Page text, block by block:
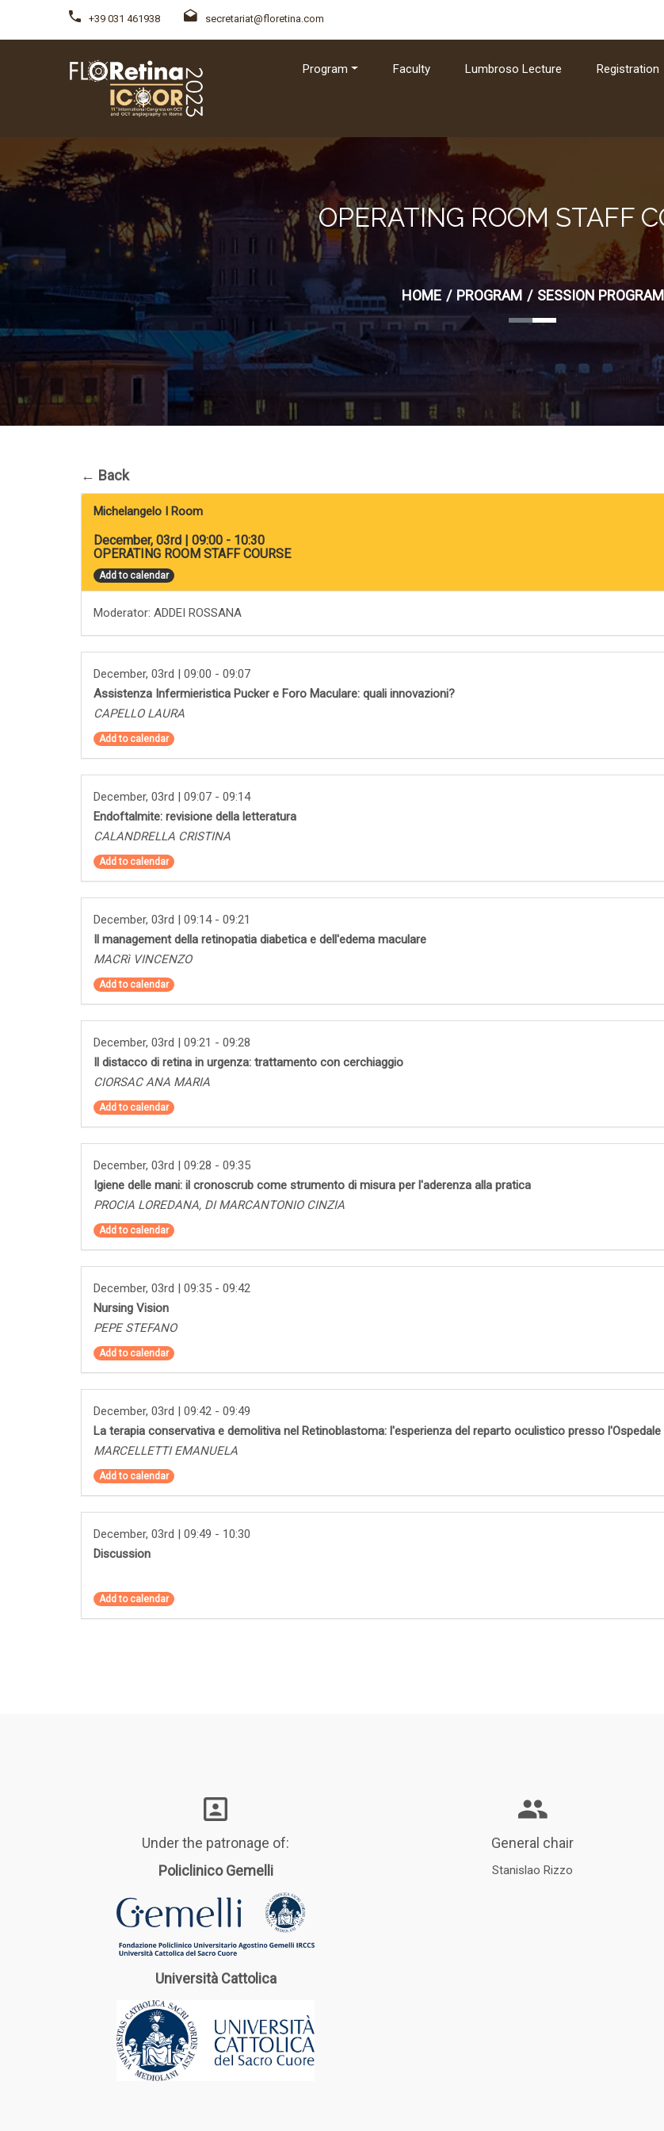
+39 031 461938 secretariat@floretina.com
Program Faculty Lumbroso Lecture Registration
OPERATING ROOM STAFF
HOME PROGRAM SESSION PROGRAM
← Back
Michelangelo I Room
December, 03rd | 09:00 - 10:30
OPERATING ROOM STAFF COURSE
Add to calendar
Moderator: ADDEI ROSSANA
December, 03rd | 09:00 - 09:07
Assistenza Infermieristica Pucker e Foro Maculare: quali innovazioni?
CAPELLO LAURA
Add to calendar
December, 03rd | 09:07 - 09:14
Endoftalmite: revisione della letteratura
CALANDRELLA CRISTINA
Add to calendar
December, 03rd | 09:14 - 09:21
Il management della retinopatia diabetica e dell'edema maculare
MACRì VINCENZO
Add to calendar
December, 03rd | 09:21 - 09:28
Il distacco di retina in urgenza: trattamento con cerchiaggio
CIORSAC ANA MARIA
Add to calendar
December, 03rd | 09:28 - 09:35
Igiene delle mani: il cronoscrub come strumento di misura per l'aderenza alla pratica
PROCIA LOREDANA, DI MARCANTONIO CINZIA
Add to calendar
December, 03rd | 09:35 - 09:42
Nursing Vision
PEPE STEFANO
Add to calendar
December, 03rd | 09:42 - 09:49
La terapia conservativa e demolitiva nel Retinoblastoma: l'esperienza del reparto oculistico presso
MARCELLETTI EMANUELA
Add to calendar
December, 03rd | 09:49 - 10:30
Discussion
Add to calendar
Under the patronage of:
Policlinico Gemelli
Università Cattolica
General chair
Stanislao Rizzo